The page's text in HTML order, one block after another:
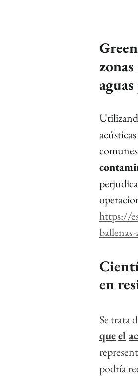
https://
en
Se trata
queel
podría